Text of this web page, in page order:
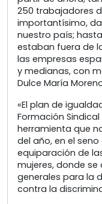
250 trabajadores
importantísimo,
nuestro país;
estaban fuera de
las empresas
y medianas, con
Dulce María
«El plan de
Formación Sindical
herramienta que
del año, en el
equiparación de
mujeres, donde
generales para la
contra la